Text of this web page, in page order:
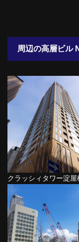
周辺の高層ビル
クラッシィタワー淀屋